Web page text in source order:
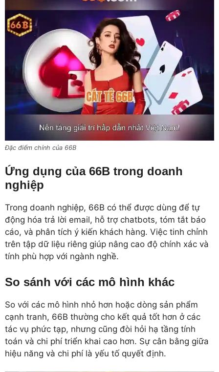
Đặc điểm chính của 66B
Ứng dụng của 66B trong doanh
nghiệp
Trong doanh nghiệp, 66B có thể được dùng để tự
động hóa trả lời email, hỗ trợ chatbots, tóm tắt báo
cáo, và phân tích ý kiến khách hàng. Việc tinh chỉnh
trên tập dữ liệu riêng giúp nâng cao độ chính xác và
tính phù hợp với ngành nghề.
So sánh với các mô hình khác
So với các mô hình nhỏ hơn hoặc dòng sản phẩm
cạnh tranh, 66B thường cho kết quả tốt hơn ở các
tác vụ phức tạp, nhưng cũng đòi hỏi hạ tầng tính
toán và chi phí triển khai cao hơn. Sự cân bằng giữa
hiệu năng và chi phí là yếu tố quyết định.